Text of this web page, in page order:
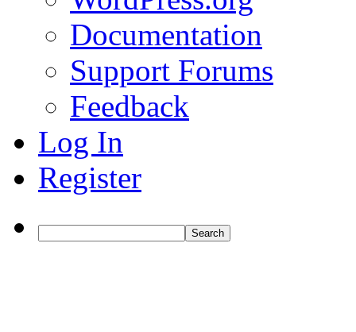
Documentation
Support Forums
Feedback
Log In
Register
Search